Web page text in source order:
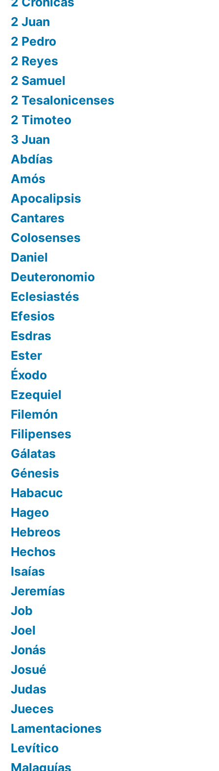
2 Juan
2 Pedro
2 Reyes
2 Samuel
2 Tesalonicenses
2 Timoteo
3 Juan
Abdías
Amós
Apocalipsis
Cantares
Colosenses
Daniel
Deuteronomio
Eclesiastés
Efesios
Esdras
Ester
Éxodo
Ezequiel
Filemón
Filipenses
Gálatas
Génesis
Habacuc
Hageo
Hebreos
Hechos
Isaías
Jeremías
Job
Joel
Jonás
Josué
Judas
Jueces
Lamentaciones
Levítico
Malaquías